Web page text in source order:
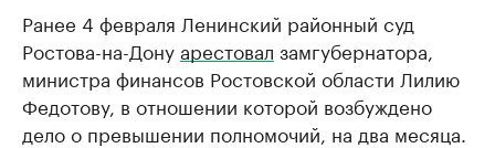
Ранее 4 февраля Ленинский районный суд
Ростова-на-Донуарестовал замгубернатора,
министра финансов Ростовской области Лилию
Федотову, в отношении которой возбуждено
дело о превышении полномочий, на два месяца.